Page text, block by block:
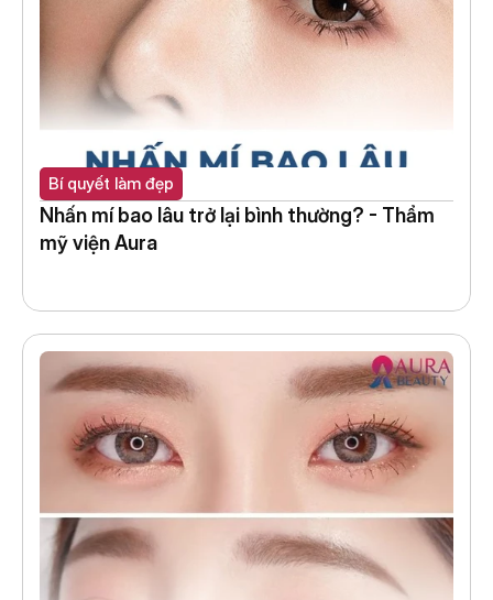
Bí quyết làm đẹp
Nhấn mí bao lâu trở lại bình thường? - Thẩm
mỹ viện Aura